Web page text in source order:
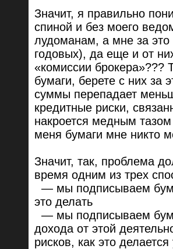
Значит, я правильно
спиной и без моего
лудоманам, а мне за это
годовых), да еще и от
«комиссии брокера»???
бумаги, берете с них за
суммы перепадает
кредитные риски,
накроется медным
меня бумаги мне никто
Значит, так, проблема
время одним из трех
— мы подписываем
это делать
— мы подписываем
дохода от этой
рисков, как это